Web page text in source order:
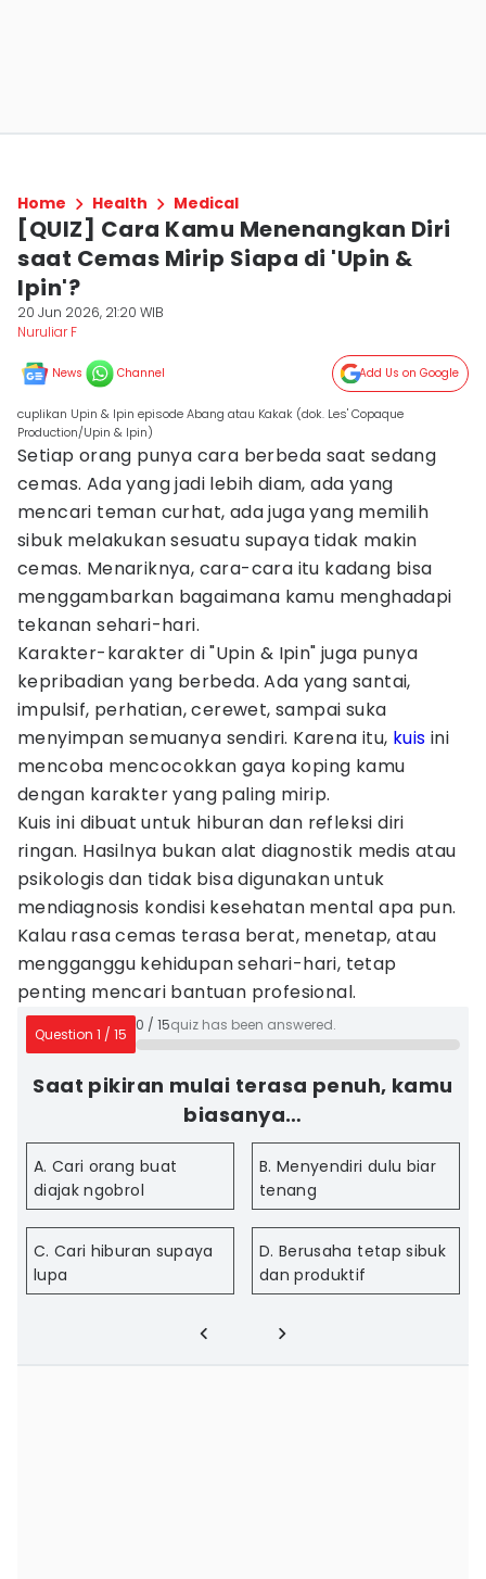
Home Health Medical
[QUIZ] Cara Kamu Menenangkan Diri
saat Cemas Mirip Siapa di 'Upin &
Ipin'?
20 Jun 2026, 21:20 WIB
Nuruliar F
News Channel Add Us on Google
cuplikan Upin & Ipin episode Abang atau Kakak (dok. Les' Copaque
Production/Upin & Ipin)
Setiap orang punya cara berbeda saat sedang
cemas. Ada yang jadi lebih diam, ada yang
mencari teman curhat, ada juga yang memilih
sibuk melakukan sesuatu supaya tidak makin
cemas. Menariknya, cara-cara itu kadang bisa
menggambarkan bagaimana kamu menghadapi
tekanan sehari-hari.
Karakter-karakter di "Upin & Ipin" juga punya
kepribadian yang berbeda. Ada yang santai,
impulsif, perhatian, cerewet, sampai suka
menyimpan semuanya sendiri. Karena itu, kuis ini
mencoba mencocokkan gaya koping kamu
dengan karakter yang paling mirip.
Kuis ini dibuat untuk hiburan dan refleksi diri
ringan. Hasilnya bukan alat diagnostik medis atau
psikologis dan tidak bisa digunakan untuk
mendiagnosis kondisi kesehatan mental apa pun.
Kalau rasa cemas terasa berat, menetap, atau
mengganggu kehidupan sehari-hari, tetap
penting mencari bantuan profesional.
Question 1 / 15
0 / 15quiz has been answered.
Saat pikiran mulai terasa penuh, kamu
biasanya…
A. Cari orang buat
diajak ngobrol
B. Menyendiri dulu biar
tenang
C. Cari hiburan supaya
lupa
D. Berusaha tetap sibuk
dan produktif